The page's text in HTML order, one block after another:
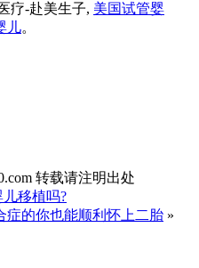
疗-赴美生子, 美国试管婴
儿。
转载请注明出处
移植吗?
症的你也能顺利怀上二胎 »